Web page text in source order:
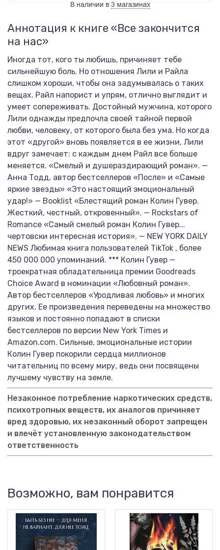
В наличии в 3 магазинах
Аннотация к книге «Все закончится
на нас»
Иногда тот, кого ты любишь, причиняет тебе
сильнейшую боль. Но отношения Лили и Райла
слишком хороши, чтобы она задумывалась о таких
вещах. Райл напорист и упрям, отлично выглядит и
умеет сопереживать. Достойный мужчина, которого
Лили однажды предпочла своей тайной первой
любви, человеку, от которого была без ума. Но когда
этот «другой» вновь появляется в ее жизни, Лили
вдруг замечает: с каждым днем Райл все больше
меняется. «Смелый и душераздирающий роман». —
Анна Тодд, автор бестселлеров «После» и «Самые
яркие звезды» «Это настоящий эмоциональный
удар!» — Booklist «Блестящий роман Колин Гувер.
Жесткий, честный, откровенный». — Rockstars of
Romance «Самый смелый роман Колин Гувер...
чертовски интересная история». — NEW YORK DAILY
NEWS Любимая книга пользователей TikTok , более
450 000 000 упоминаний. *** Колин Гувер —
троекратная обладательница премии Goodreads
Choice Award в номинации «Любовный роман».
Автор бестселлеров «Уродливая любовь» и многих
других. Ее произведения переведены на множество
языков и постоянно попадают в списки
бестселлеров по версии New York Times и
Amazon.com. Сильные, эмоциональные истории
Колин Гувер покорили сердца миллионов
читательниц по всему миру, ведь они посвящены
лучшему чувству на земле.
Незаконное потребление наркотических средств,
психотропных веществ, их аналогов причиняет
вред здоровью, их незаконный оборот запрещен
и влечёт установленную законодательством
ответственность
Возможно, вам понравится